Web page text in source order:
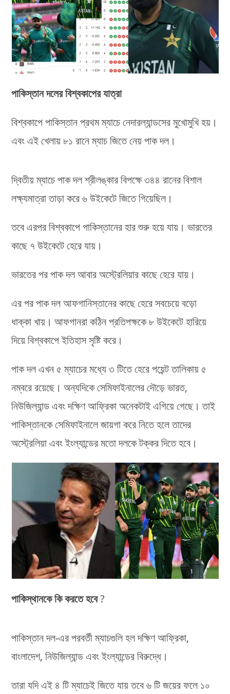
পাকিস্তান দলের বিশ্বকাপের যাত্রা
বিশ্বকাপে পাকিস্তান প্রথম ম্যাচে নেদারল্যান্ডসের মুখোমুখি হয়।
এবং এই খেলায় ৮১ রানে ম্যাচ জিতে নেয় পাক দল।
দ্বিতীয় ম্যাচে পাক দল শ্রীলঙ্কার বিপক্ষে ৩৪৪ রানের বিশাল
লক্ষ্যমাত্রা তাড়া করে ৬ উইকেটে জিতে গিয়েছিল।
তবে এরপর বিশ্বকাপে পাকিস্তানের হার শুরু হয়ে যায়। ভারতের
কাছে ৭ উইকেটে হেরে যায়।
ভারতের পর পাক দল আবার অস্ট্রেলিয়ার কাছে হেরে যায়।
এর পর পাক দল আফগানিস্তানের কাছে হেরে সবচেয়ে বড়ো
ধাক্কা খায়। আফগানরা কঠিন প্রতিপক্ষকে ৮ উইকেটে হারিয়ে
দিয়ে বিশ্বকাপে ইতিহাস সৃষ্টি করে।
পাক দল এখন ৫ ম্যাচের মধ্যে ৩ টিতে হেরে পয়েন্ট তালিকায় ৫
নম্বরে রয়েছে। অন্যদিকে সেমিফাইনালের দৌড়ে ভারত,
নিউজিল্যান্ড এবং দক্ষিণ আফ্রিকা অনেকটাই এগিয়ে গেছে। তাই
পাকিস্তানকে সেমিফাইনালে জায়গা করে নিতে হলে তাদের
অস্ট্রেলিয়া এবং ইংল্যান্ডের মতো দলকে টক্কর দিতে হবে।
পাকিস্থানকে কি করতে হবে?
পাকিস্তান দল-এর পরবর্তী ম্যাচগুলি হল দক্ষিণ আফ্রিকা,
বাংলাদেশ, নিউজিল্যান্ড এবং ইংল্যান্ডের বিরুদ্ধে।
তারা যদি এই ৪ টি ম্যাচেই জিতে যায় তবে ৬ টি জয়ের ফলে ১০